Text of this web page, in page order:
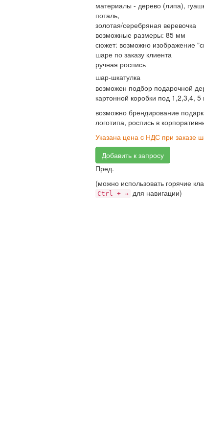
материалы - дерево (липа),
поталь,
золотая/серебряная веревочка
возможные размеры: 85 мм
сюжет: возможно изображение
шаре по заказу клиента
ручная роспись
шар-шкатулка
возможен подбор подарочной
картонной коробки под 1,2,3,4,
возможно брендирование
логотипа, роспись в
Указана цена c НДС при заказе
Добавить к запросу
Пред.
(можно использовать горячие
Ctrl + → для навигации)